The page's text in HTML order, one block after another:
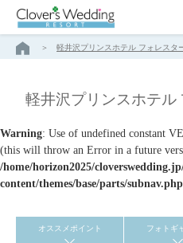
軽井沢プリンスホテル フォレスタ
軽井沢プリンスホテル
Warning: Use of undefined constant
(this will throw an Error in a future
/home/horizon2025/
content/themes/base/parts/subnav.php
オススメポイント フォトギ